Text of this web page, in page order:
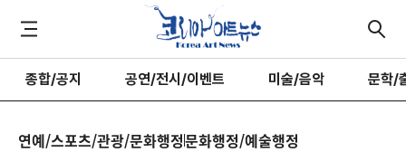
종합/공지 공연/전시/이벤트 미술/음악 문학/
연예/스포츠/관광/문화행정문화행정/예술행정